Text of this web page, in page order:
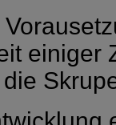
einiger